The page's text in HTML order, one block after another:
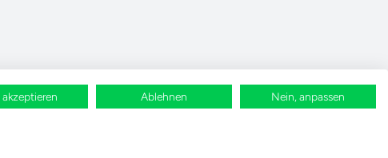
akzeptieren Ablehnen Nein, anpassen